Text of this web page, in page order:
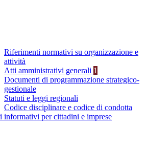
Riferimenti normativi su organizzazione e
attività
Atti amministrativi generali 1
Documenti di programmazione strategico-
gestionale
Statuti e leggi regionali
Codice disciplinare e codice di condotta
informativi per cittadini e imprese